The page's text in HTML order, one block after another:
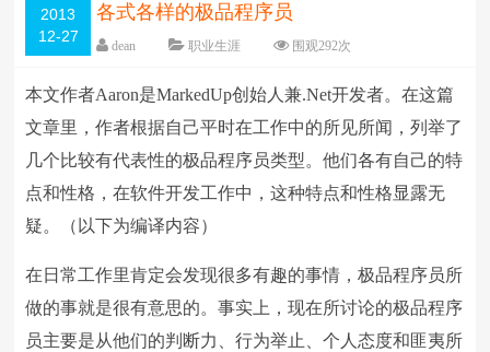
2013
12-27
各式各样的极品程序员
dean 职业生涯 围观292次
字体：大 中 小
本文作者Aaron是MarkedUp创始人兼.Net开发者。在这篇
文章里，作者根据自己平时在工作中的所见所闻，列举了
几个比较有代表性的极品程序员类型。他们各有自己的特
点和性格，在软件开发工作中，这种特点和性格显露无
疑。（以下为编译内容）
在日常工作里肯定会发现很多有趣的事情，极品程序员所
做的事就是很有意思的。事实上，现在所讨论的极品程序
员主要是从他们的判断力、行为举止、个人态度和匪夷所